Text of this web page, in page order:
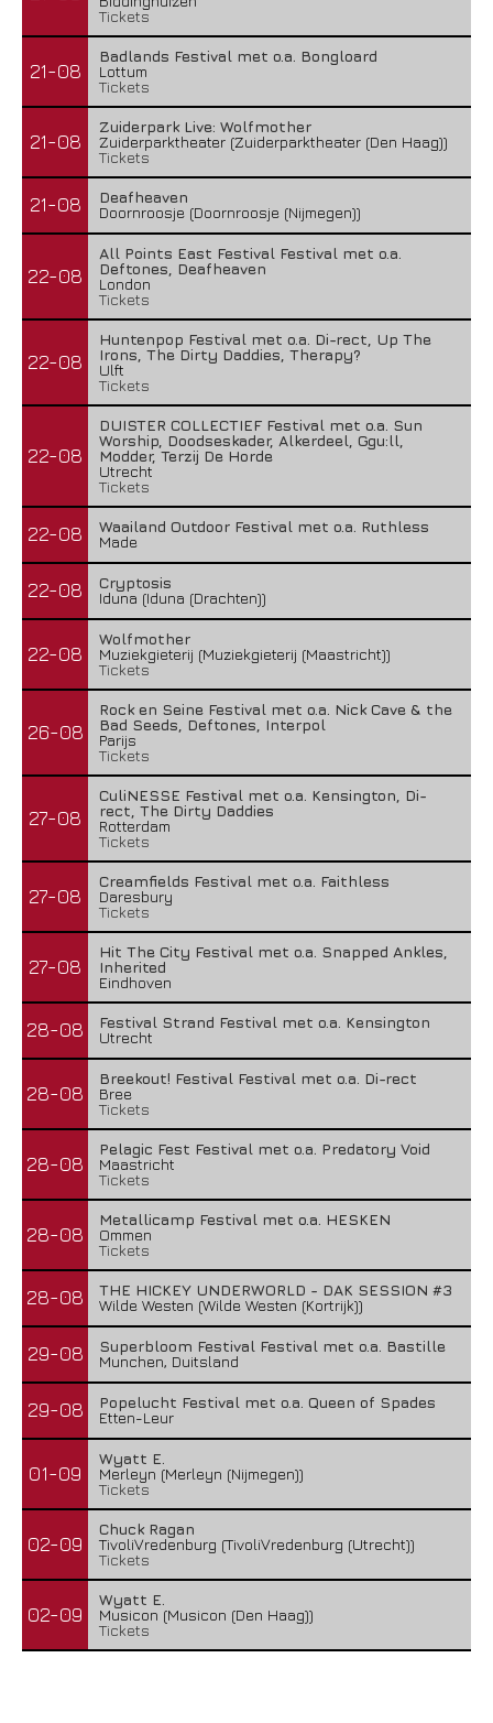
Tickets
21-08
Badlands Festival met o.a. Bongloard
Lottum
Tickets
21-08
Zuiderpark Live: Wolfmother
Zuiderparktheater (Zuiderparktheater (Den Haag))
Tickets
21-08
Deafheaven
Doornroosje (Doornroosje (Nijmegen))
22-08
All Points East Festival Festival met o.a.
Deftones, Deafheaven
London
Tickets
22-08
Huntenpop Festival met o.a. Di-rect, Up The
Irons, The Dirty Daddies, Therapy?
Ulft
Tickets
22-08
DUISTER COLLECTIEF Festival met o.a. Sun
Worship, Doodseskader, Alkerdeel, Ggu:ll,
Modder, Terzij De Horde
Utrecht
Tickets
22-08
Waailand Outdoor Festival met o.a. Ruthless
Made
22-08
Cryptosis
Iduna (Iduna (Drachten))
22-08
Wolfmother
Muziekgieterij (Muziekgieterij (Maastricht))
Tickets
26-08
Rock en Seine Festival met o.a. Nick Cave & the
Bad Seeds, Deftones, Interpol
Parijs
Tickets
27-08
CuliNESSE Festival met o.a. Kensington, Di-
rect, The Dirty Daddies
Rotterdam
Tickets
27-08
Creamfields Festival met o.a. Faithless
Daresbury
Tickets
27-08
Hit The City Festival met o.a. Snapped Ankles,
Inherited
Eindhoven
28-08
Festival Strand Festival met o.a. Kensington
Utrecht
28-08
Breekout! Festival Festival met o.a. Di-rect
Bree
Tickets
28-08
Pelagic Fest Festival met o.a. Predatory Void
Maastricht
Tickets
28-08
Metallicamp Festival met o.a. HESKEN
Ommen
Tickets
28-08
THE HICKEY UNDERWORLD - DAK SESSION #3
Wilde Westen (Wilde Westen (Kortrijk))
29-08
Superbloom Festival Festival met o.a. Bastille
Munchen, Duitsland
29-08
Popelucht Festival met o.a. Queen of Spades
Etten-Leur
01-09
Wyatt E.
Merleyn (Merleyn (Nijmegen))
Tickets
02-09
Chuck Ragan
TivoliVredenburg (TivoliVredenburg (Utrecht))
Tickets
02-09
Wyatt E.
Musicon (Musicon (Den Haag))
Tickets